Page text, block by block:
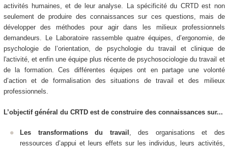
activités humaines, et de leur analyse. La spécificité du CRTD est non
seulement de produire des connaissances sur ces questions, mais de
développer des méthodes pour agir dans les milieux professionnels
demandeurs. Le Laboratoire rassemble quatre équipes, d’ergonomie, de
psychologie de l’orientation, de psychologie du travail et clinique de
l'activité, et enfin une équipe plus récente de psychosociologie du travail et
de la formation. Ces différentes équipes ont en partage une volonté
d’action et de formalisation des situations de travail et des milieux
professionnels.
L’objectif général du CRTD est de construire des connaissances sur...
Les transformations du travail , des organisations et des
ressources d’appui et leurs effets sur les individus, leurs activités,